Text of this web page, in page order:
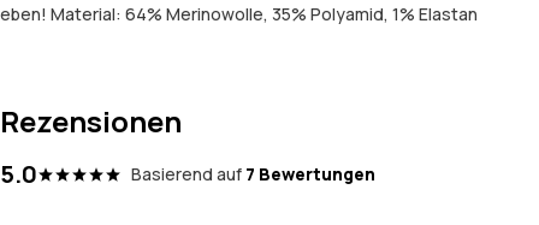
eben! Material: 64% Merinowolle, 35% Polyamid, 1% Elastan
Rezensionen
5.0 Basierend auf 7 Bewertungen